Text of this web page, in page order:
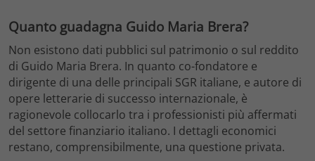
Quanto guadagna Guido Maria Brera?
Non esistono dati pubblici sul patrimonio o sul reddito
di Guido Maria Brera. In quanto co-fondatore e
dirigente di una delle principali SGR italiane, e autore di
opere letterarie di successo internazionale, è
ragionevole collocarlo tra i professionisti più affermati
del settore finanziario italiano. I dettagli economici
restano, comprensibilmente, una questione privata.